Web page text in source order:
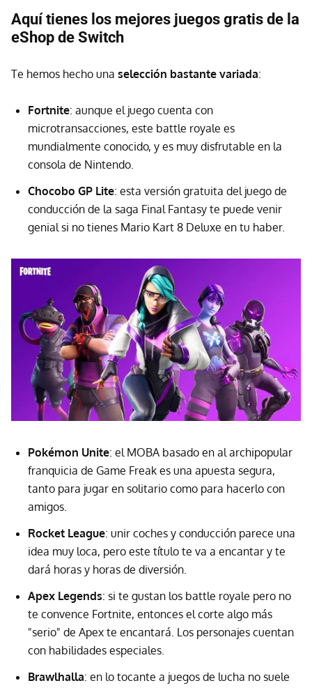
Aquí tienes los mejores juegos gratis de la
eShop de Switch
Te hemos hecho una selección bastante variada:
Fortnite: aunque el juego cuenta con
microtransacciones, este battle royale es
mundialmente conocido, y es muy disfrutable en la
consola de Nintendo.
Chocobo GP Lite: esta versión gratuita del juego de
conducción de la saga Final Fantasy te puede venir
genial si no tienes Mario Kart 8 Deluxe en tu haber.
Pokémon Unite: el MOBA basado en al archipopular
franquicia de Game Freak es una apuesta segura,
tanto para jugar en solitario como para hacerlo con
amigos.
Rocket League: unir coches y conducción parece una
idea muy loca, pero este título te va a encantar y te
dará horas y horas de diversión.
Apex Legends: si te gustan los battle royale pero no
te convence Fortnite, entonces el corte algo más
"serio" de Apex te encantará. Los personajes cuentan
con habilidades especiales.
Brawlhalla: en lo tocante a juegos de lucha no suele